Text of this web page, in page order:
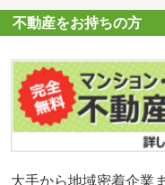
不動産をお持ちの方
大手から地域密着企業